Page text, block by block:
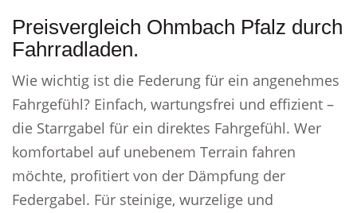
Preisvergleich Ohmbach Pfalz durch
Fahrradladen.
Wie wichtig ist die Federung für ein angenehmes
Fahrgefühl? Einfach, wartungsfrei und effizient –
die Starrgabel für ein direktes Fahrgefühl. Wer
komfortabel auf unebenem Terrain fahren
möchte, profitiert von der Dämpfung der
Federgabel. Für steinige, wurzelige und